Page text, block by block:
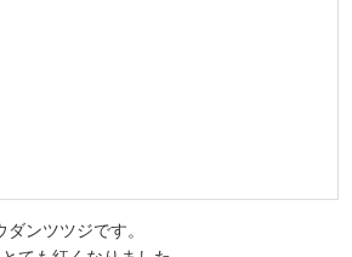
ンツツジです。